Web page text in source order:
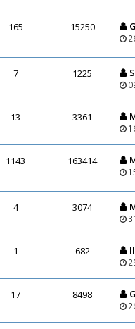
165 15250
7 1225
13 3361
1143 163414
4 3074
1 682
17 8498